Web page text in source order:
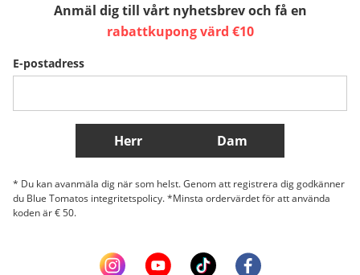
België (Nederlands)
Belgique (Français) Danmark Norge
Fler länder
Anmäl dig till vårt nyhetsbrev och få en
rabattkupong värd €10
E-postadress
Herr Dam
* Du kan avanmäla dig när som helst. Genom att registrera dig godkänner
du Blue Tomatos integritetspolicy. *Minsta ordervärdet för att använda
koden är € 50.